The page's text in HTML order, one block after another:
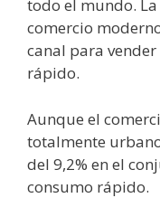
todo el mundo.
comercio
canal para
rápido.
Aunque el
totalmente
del 9,2% en el
consumo rápido.